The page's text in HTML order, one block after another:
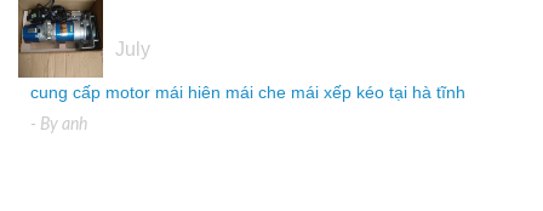
July
cung cấp motor mái hiên mái che mái xếp kéo tại hà tĩnh
- By anh